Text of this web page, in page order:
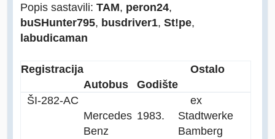
Popis sastavili: TAM, peron24,
buSHunter795, busdriver1, St!pe,
labudicaman
Registracija
Autobus
Godište
Ostalo
ŠI-282-AC
Mercedes
Benz
1983.
ex
Stadtwerke
Bamberg